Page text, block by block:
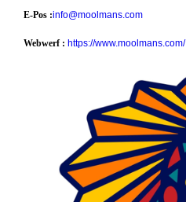
E-Pos :info@moolmans.com
Webwerf : https://www.moolmans.com/